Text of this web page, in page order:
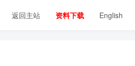
返回主站 资料下载 English